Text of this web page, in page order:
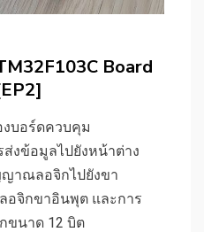
Board
บอร์ดควบคุม
ส่งข้อมูลไปยังหน้าต่าง
ญาณลอจิกไปยังขา
อจิกขาอินพุต และการ
นาด 12 บิต